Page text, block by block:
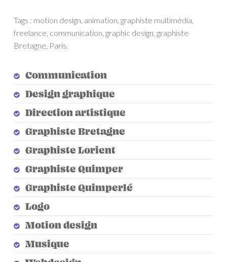
Tags : motion design, animation, graphiste multimédia,
freelance, communication, graphic design, graphiste
Bretagne, Paris.
Communication
Design graphique
Direction artistique
Graphiste Bretagne
Graphiste Lorient
Graphiste Quimper
Graphiste Quimperlé
Logo
Motion design
Musique